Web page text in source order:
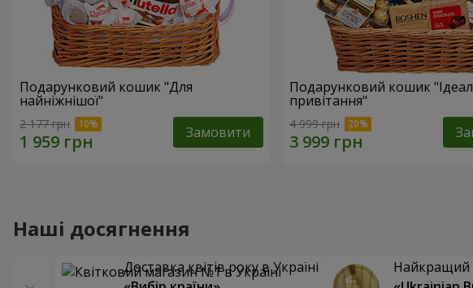
Подарунковий кошик "Для
найніжнішої"
2 177 грн Замовити
Подарунковий кошик
привітання"
4 999 грн
Наші досягнення
Доставка квітів року в Україні
Найкращий